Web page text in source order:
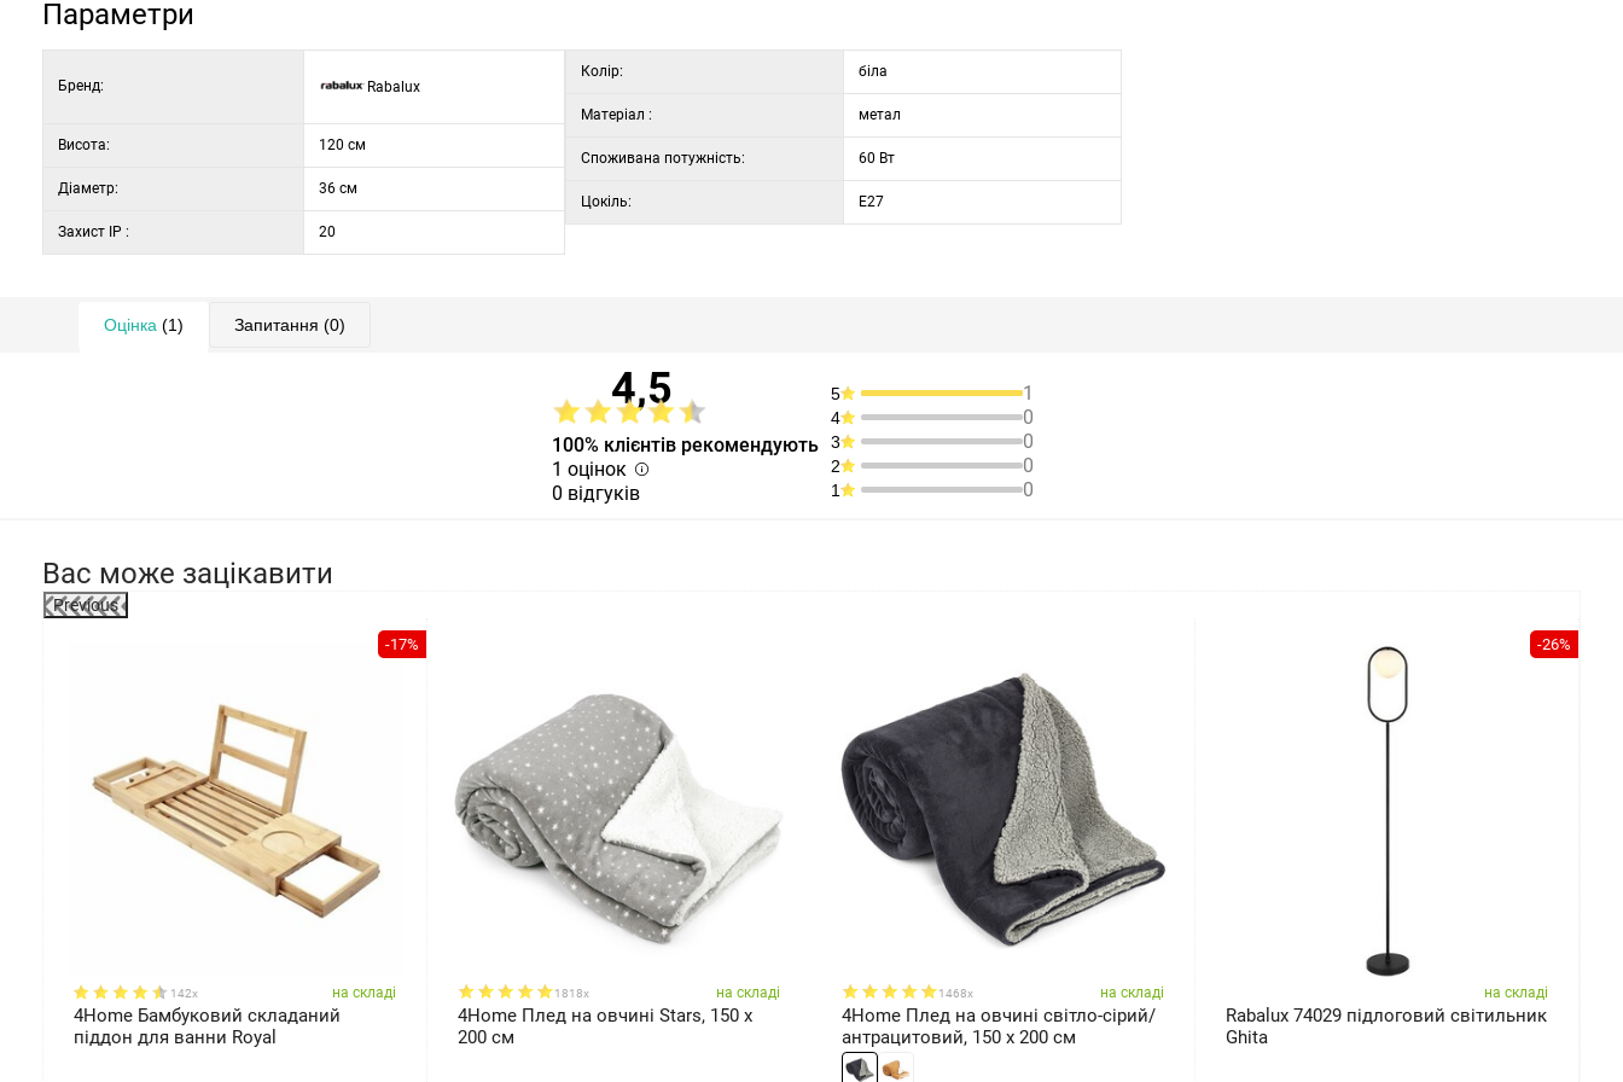
Параметри
Бренд: Rabalux
Висота: 120 см
Діаметр: 36 см
Захист IP : 20
Колір: біла
Матеріал : метал
Споживана потужність: 60 Вт
Цокіль: E27
Оцінка (1) Запитання (0)
4,5
100% клієнтів рекомендують
1 оцінок
0 відгуків
5 1
4 0
3 0
2 0
1 0
Вас може зацікавити
Previous
-17%
142x на складі
4Home Бамбуковий складаний
піддон для ванни Royal
1818x на складі
4Home Плед на овчині Stars, 150 x
200 см
1468x на складі
4Home Плед на овчині світло-сірий/
антрацитовий, 150 x 200 см
-26%
на складі
Rabalux 74029 підлоговий світильник
Ghita